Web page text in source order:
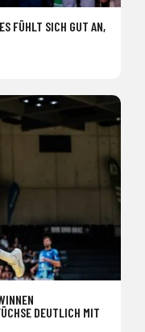
FÜHLT SICH GUT AN,
DEUTLICH MIT